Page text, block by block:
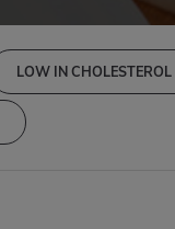
LOW IN CHOLESTEROL